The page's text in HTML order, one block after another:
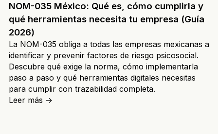
NOM-035 México: Qué es, cómo cumplirla y
qué herramientas necesita tu empresa (Guía
2026)
La NOM-035 obliga a todas las empresas mexicanas a
identificar y prevenir factores de riesgo psicosocial.
Descubre qué exige la norma, cómo implementarla
paso a paso y qué herramientas digitales necesitas
para cumplir con trazabilidad completa.
Leer más →